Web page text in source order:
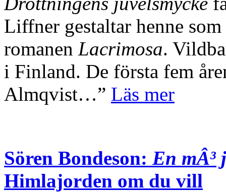
Liffner gestaltar henne
romanen Lacrimosa.
i Finland. De första fem
Almqvist…” Läs mer
Sören Bondeson: En mÂ³
Himlajorden om du vill